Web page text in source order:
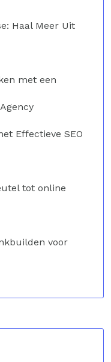
Haal Meer Uit
met een
Effectieve SEO
tot online
voor